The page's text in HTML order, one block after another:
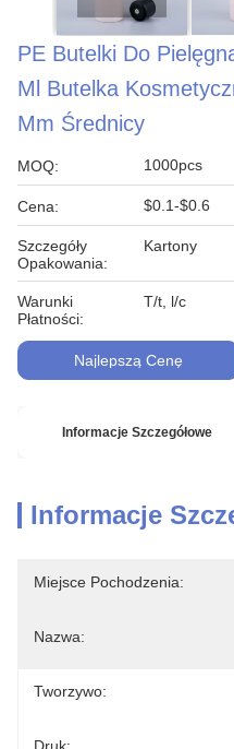
PE Butelki Do
Ml Butelka
Mm Średnicy
MOQ: 1000pcs
Cena: $0.1-$0.6
Szczegóły
Opakowania:
Kartony
Warunki
Płatności:
T/t, l/c
Najlepszą Cenę
Informacje Szczegółowe
Informacje
Miejsce Pochodzenia:
Nazwa:
Tworzywo: